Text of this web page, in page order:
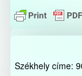
Székhely címe: